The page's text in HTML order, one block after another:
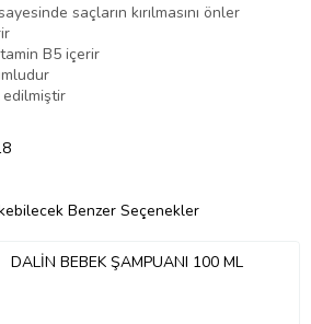
saçların kırılmasını önler
B5 içerir
Benzer Seçenekler
DALİN BEBEK ŞAMPUANI 100 ML